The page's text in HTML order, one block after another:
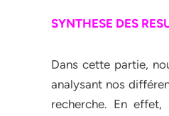
SYNTHESE DES
Dans cette partie,
analysant nos
recherche. En